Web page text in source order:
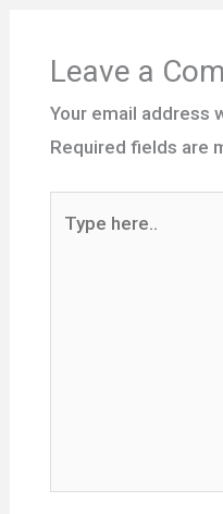
Leave a
Your email address
Required fields are